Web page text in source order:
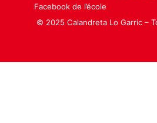
Facebook de l’école
© 2025 Calandreta Lo Garric –